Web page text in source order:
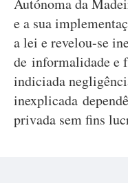
Autónoma da
e a sua
a lei e revelou-se
de informalidade e
indiciada
inexplicada
privada sem fins